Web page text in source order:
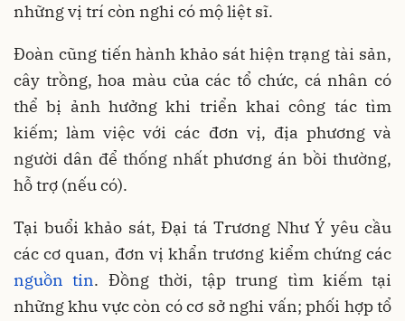
những vị trí còn nghi có mộ liệt sĩ.
Đoàn cũng tiến hành khảo sát hiện trạng tài sản,
cây trồng, hoa màu của các tổ chức, cá nhân có
thể bị ảnh hưởng khi triển khai công tác tìm
kiếm; làm việc với các đơn vị, địa phương và
người dân để thống nhất phương án bồi thường,
hỗ trợ (nếu có).
Tại buổi khảo sát, Đại tá Trương Như Ý yêu cầu
các cơ quan, đơn vị khẩn trương kiểm chứng các
nguồn tin. Đồng thời, tập trung tìm kiếm tại
những khu vực còn có cơ sở nghi vấn; phối hợp tổ